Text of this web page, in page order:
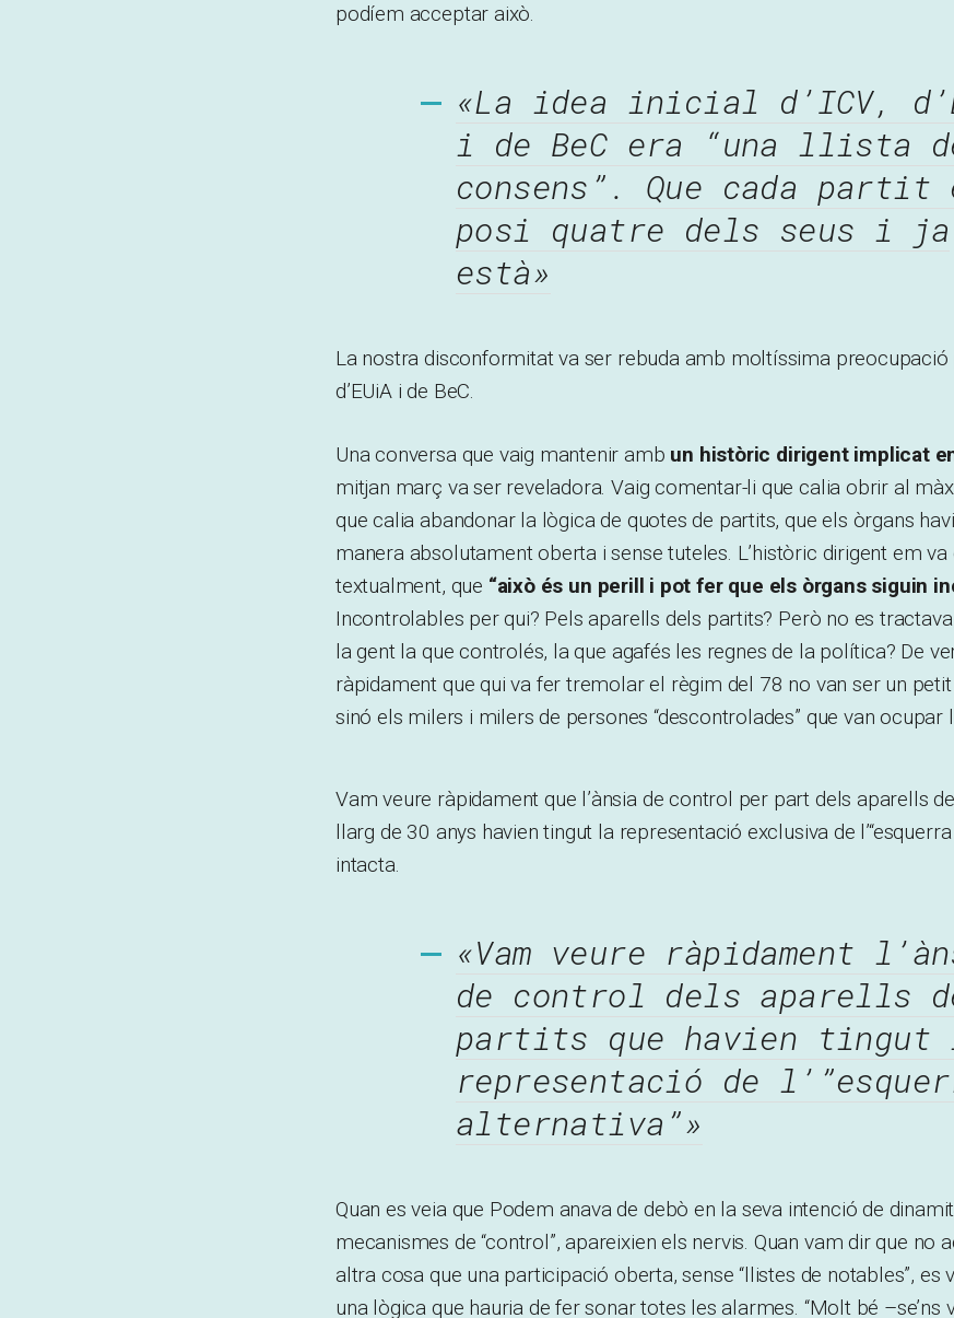
podíem acceptar això.
«La idea inicial d’ICV,
i de BeC era “una llista
consens”. Que cada partit
posi quatre dels seus i ja
està»
La nostra disconformitat va ser rebuda amb moltíssima preocupació
d’EUiA i de BeC.
Una conversa que vaig mantenir amb un històric dirigent implicat
mitjan març va ser reveladora. Vaig comentar-li que calia obrir al
que calia abandonar la lògica de quotes de partits, que els òrgans
manera absolutament oberta i sense tuteles. L’històric dirigent em va
textualment, que “això és un perill i pot fer que els òrgans siguin
Incontrolables per qui? Pels aparells dels partits? Però no es
la gent la que controlés, la que agafés les regnes de la política? De
ràpidament que qui va fer tremolar el règim del 78 no van ser un
sinó els milers i milers de persones “descontrolades” que van ocupar
Vam veure ràpidament que l’ànsia de control per part dels aparells
llarg de 30 anys havien tingut la representació exclusiva de
intacta.
«Vam veure ràpidament
de control dels aparells
partits que havien tingut
representació de
alternativa”»
Quan es veia que Podem anava de debò en la seva intenció de
mecanismes de “control”, apareixien els nervis. Quan vam dir que no
altra cosa que una participació oberta, sense “llistes de notables”, es
una lògica que hauria de fer sonar totes les alarmes. “Molt bé –se’ns